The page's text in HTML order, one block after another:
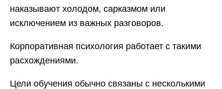
наказывают холодом, сарказмом или
исключением из важных разговоров.
Корпоративная психология работает с такими
расхождениями.
Цели обучения обычно связаны с несколькими